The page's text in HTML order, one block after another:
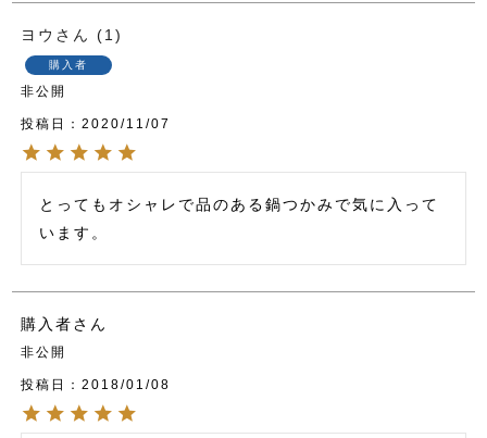
ヨウ 1
購入者
非公開
投稿日 2020/11/07
とってもオシャレで品のある鍋つかみで気に入って
います。
購入者
非公開
投稿日 2018/01/08